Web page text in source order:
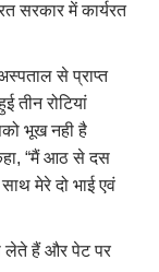
सरकार में कार्यरत
से प्राप्त
तीन रोटियां
भूख नही है
, “मैं आठ से दस
मेरे दो भाई एवं
लेते हैं और पेट पर